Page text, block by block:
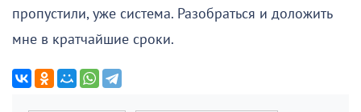
пропустили, уже система. Разобраться и доложить
мне в кратчайшие сроки.